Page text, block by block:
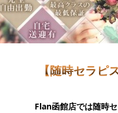
【随時セラピ
Flan函館店では随時